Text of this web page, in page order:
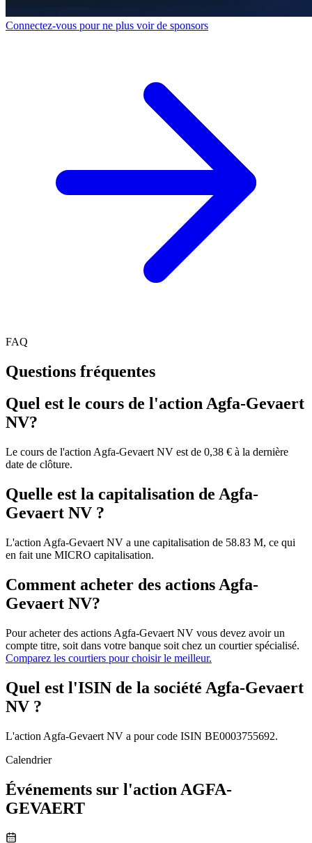
Connectez-vous pour ne plus voir de sponsors
FAQ
Questions fréquentes
Quel est le cours de l'action Agfa-Gevaert
NV?
Le cours de l'action Agfa-Gevaert NV est de 0,38 € à la dernière
date de clôture.
Quelle est la capitalisation de Agfa-
Gevaert NV ?
L'action Agfa-Gevaert NV a une capitalisation de 58.83 M, ce qui
en fait une MICRO capitalisation.
Comment acheter des actions Agfa-
Gevaert NV?
Pour acheter des actions Agfa-Gevaert NV vous devez avoir un
compte titre, soit dans votre banque soit chez un courtier spécialisé.
Comparez les courtiers pour choisir le meilleur.
Quel est l'ISIN de la société Agfa-Gevaert
NV ?
L'action Agfa-Gevaert NV a pour code ISIN BE0003755692.
Calendrier
Événements sur l'action AGFA-
GEVAERT